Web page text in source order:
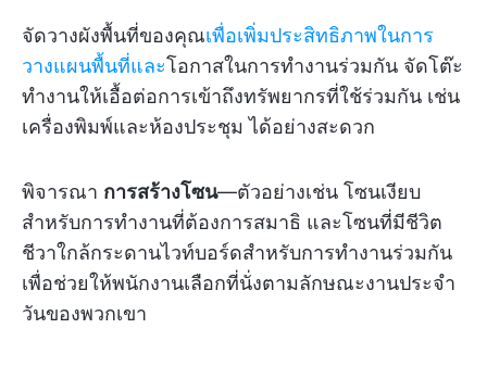
จัดวางผังพื้นที่ของคุณเพื่อเพิ่มประสิทธิภาพในการ
วางแผนพื้นที่และโอกาสในการทำงานร่วมกัน จัดโต๊ะ
ทำงานให้เอื้อต่อการเข้าถึงทรัพยากรที่ใช้ร่วมกัน เช่น
เครื่องพิมพ์และห้องประชุม ได้อย่างสะดวก
พิจารณา การสร้างโซน—ตัวอย่างเช่น โซนเงียบ
สำหรับการทำงานที่ต้องการสมาธิ และโซนที่มีชีวิต
ชีวาใกล้กระดานไวท์บอร์ดสำหรับการทำงานร่วมกัน
เพื่อช่วยให้พนักงานเลือกที่นั่งตามลักษณะงานประจำ
วันของพวกเขา